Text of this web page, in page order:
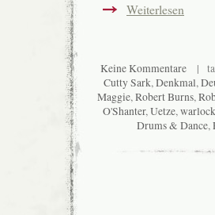
Weiterlesen
Keine Kommentare|
Cutty Sark,Denkmal,
Maggie,Robert Burns,
O'Shanter,Uetze,
Drums & Dance,